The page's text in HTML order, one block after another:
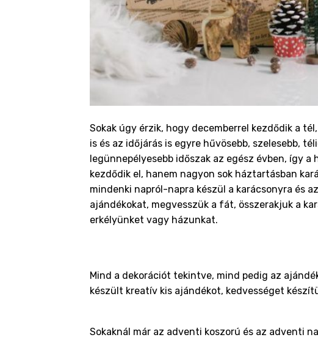
Sokak úgy érzik, hogy decemberrel kezdődik a
is és az időjárás is egyre hűvösebb, szelesebb,
legünnepélyesebb időszak az egész évben, így
kezdődik el, hanem nagyon sok háztartásban
mindenki napról-napra készül a karácsonyra és
ajándékokat, megvesszük a fát, összerakjuk a
erkélyünket vagy házunkat.
Mind a dekorációt tekintve, mind pedig az
készült kreatív kis ajándékot, kedvességet
Sokaknál már az adventi koszorú és az adventi